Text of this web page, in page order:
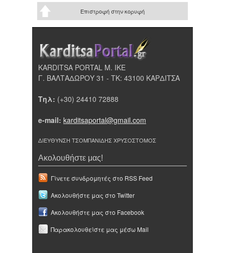
Επιστροφή στην κορυφή
KARDITSA PORTAL Μ. ΙΚΕ
Γ. ΒΑΛΤΑΔΩΡΟΥ 31 - ΤΚ: 43100 ΚΑΡΔΙΤΣΑ
Τηλ: (+30) 24410 72888
e-mail: karditsaportal@gmail.com
ΔΙΕΥΘΥΝΣΗ ΤΣΟΜΠΑΝΙΔΗΣ ΧΡΥΣΟΣΤΟΜΟΣ
Ακολουθήστε μας!
Γίνετε συνδρομητές στο RSS Feed
Ακολουθήστε μας στο Twitter
Ακολουθήστε μας στο Facebook
Παρακολουθείστε μας μέσω Mail